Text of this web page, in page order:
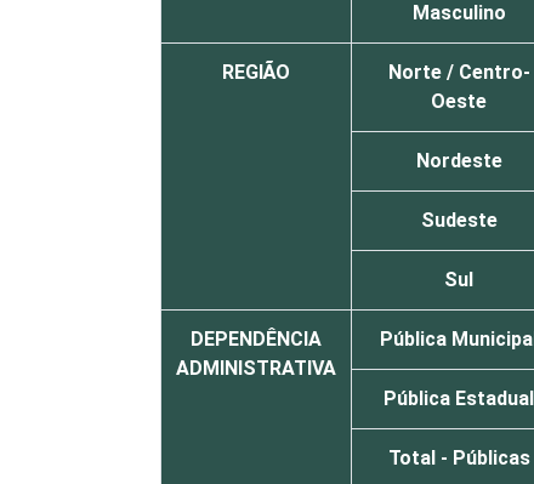
Masculino
REGIÃO
Norte / Centro-
Oeste
Nordeste
Sudeste
Sul
DEPENDÊNCIA
ADMINISTRATIVA
Pública Municipal
Pública Estadual
Total - Públicas